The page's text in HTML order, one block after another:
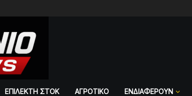
ΕΠΙΛΕΚΤΗ ΣΤΟΚ ΑΓΡΟΤΙΚΟ ΕΝΔΙΑΦΕΡΟΥΝ